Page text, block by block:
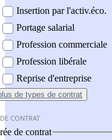
Insertion par l'activ.éco.
Portage salarial
Profession commerciale
Profession libérale
Reprise d'entreprise
de types de contrat
CONTRAT
de contrat